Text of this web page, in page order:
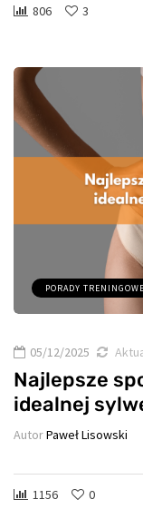
806 3
PORADY TRENINGOWE
05/12/2025
Najlepsze
idealnej
AutorPaweł Lisowski
1156 0